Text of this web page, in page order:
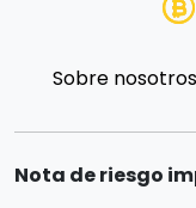
Sobre nosotros
Nota de riesgo